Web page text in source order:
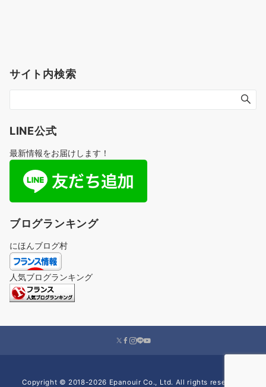
サイト内検索
LINE公式
最新情報をお届けします！
ブログランキング
にほんブログ村
人気ブログランキング
Copyright © 2018-2026 Epanouir Co., Ltd. All rights reserved.